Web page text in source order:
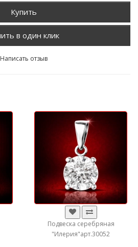
Купить
Написать отзыв
Подвеска серебряная
"Илерия"арт.30052